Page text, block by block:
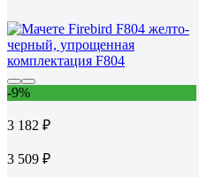
-9%
3 182 ₽
3 509 ₽